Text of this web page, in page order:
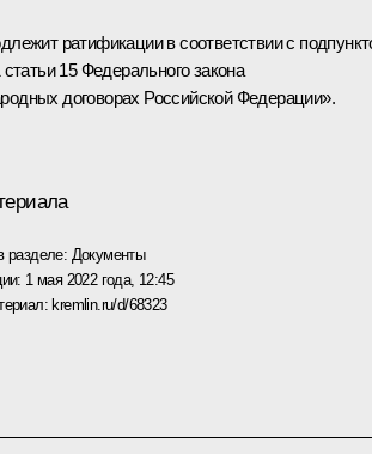
ратификации в соответствии с
статьи 15 Федерального закона
договорах Российской Федерации».
разделе: Документы
1 мая 2022 года, 12:45
kremlin.ru/d/68323